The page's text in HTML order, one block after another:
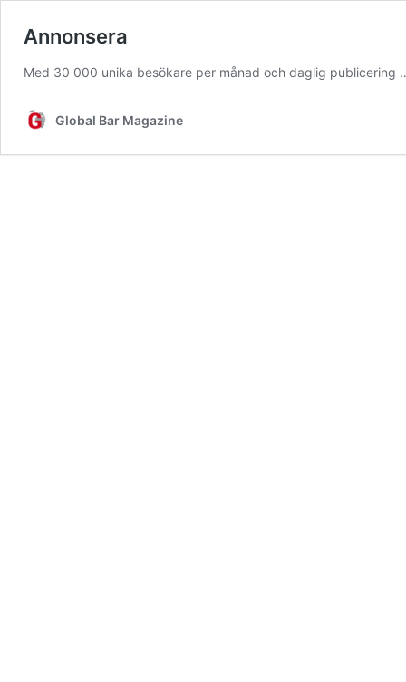
Annonsera
Med 30 000 unika besökare per månad och daglig publicering
Global Bar Magazine